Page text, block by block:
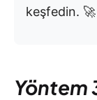
keşfedin. 🚀
Yöntem